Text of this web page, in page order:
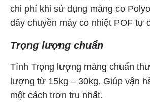
chi phí khi sử dụng màng co
dây chuyền máy co nhiệt POF tự
Trọng lượng chuẩn
Tính Trọng lượng màng chuẩn
lượng từ 15kg – 30kg. Giúp vận
một cách trơn tru nhất.